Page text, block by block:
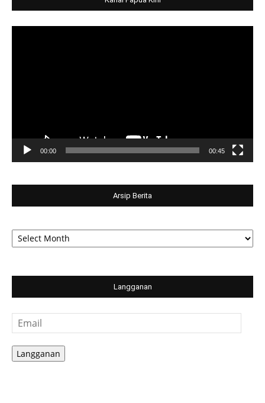
00:00 00:45
Arsip Berita
Arsip
Berita
Langganan
Email
Langganan